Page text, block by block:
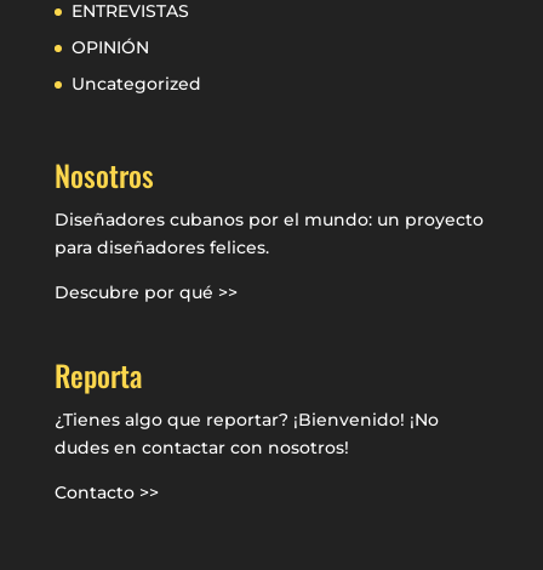
ENTREVISTAS
OPINIÓN
Uncategorized
Nosotros
Diseñadores cubanos por el mundo: un proyecto
para diseñadores felices.
Descubre por qué >>
Reporta
¿Tienes algo que reportar? ¡Bienvenido! ¡No
dudes en contactar con nosotros!
Contacto >>